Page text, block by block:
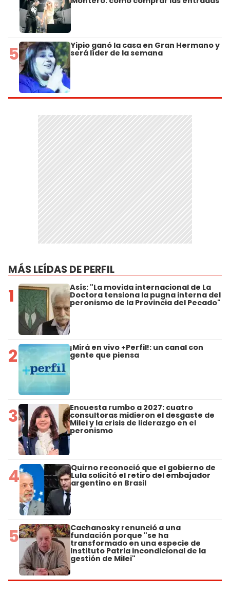
5 Yipio ganó la casa en Gran Hermano y
será líder de la semana
MÁS LEÍDAS DE PERFIL
1 Asís: "La movida internacional de La
Doctora tensiona la pugna interna del
peronismo de la Provincia del Pecado"
2 ¡Mirá en vivo +Perfil!: un canal con
gente que piensa
3 Encuesta rumbo a 2027: cuatro
consultoras midieron el desgaste de
Milei y la crisis de liderazgo en el
peronismo
4 Quirno reconoció que el gobierno de
Lula solicitó el retiro del embajador
argentino en Brasil
5 Cachanosky renunció a una
fundación porque "se ha
transformado en una especie de
Instituto Patria incondicional de la
gestión de Milei"